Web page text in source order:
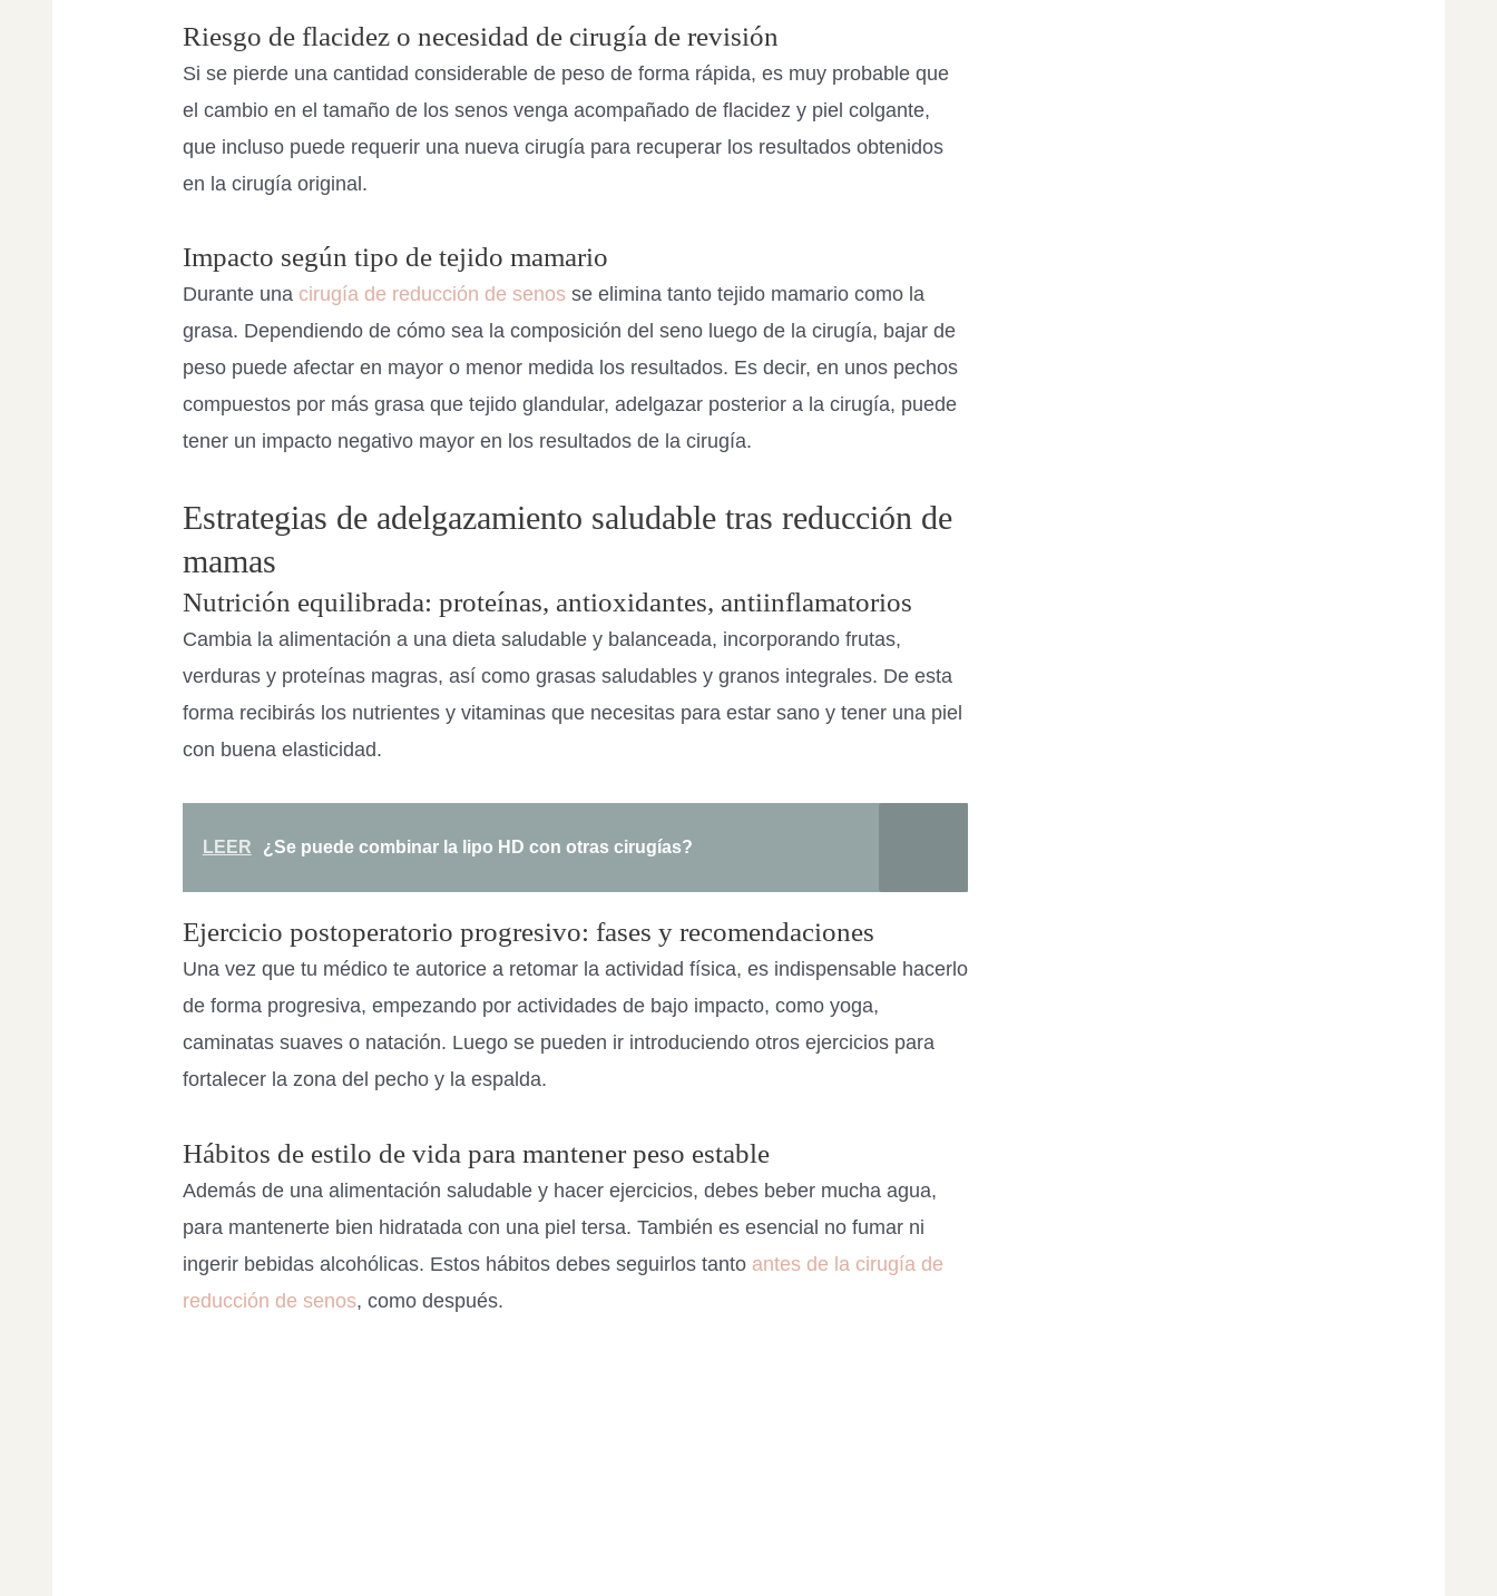
Riesgo de flacidez o necesidad de cirugía de revisión
Si se pierde una cantidad considerable de peso de forma rápida, es muy probable que
el cambio en el tamaño de los senos venga acompañado de flacidez y piel colgante,
que incluso puede requerir una nueva cirugía para recuperar los resultados obtenidos
en la cirugía original.
Impacto según tipo de tejido mamario
Durante una cirugía de reducción de senosse elimina tanto tejido mamario como la
grasa. Dependiendo de cómo sea la composición del seno luego de la cirugía, bajar de
peso puede afectar en mayor o menor medida los resultados. Es decir, en unos pechos
compuestos por más grasa que tejido glandular, adelgazar posterior a la cirugía, puede
tener un impacto negativo mayor en los resultados de la cirugía.
Estrategias de adelgazamiento saludable tras reducción de
mamas
Nutrición equilibrada: proteínas, antioxidantes, antiinflamatorios
Cambia la alimentación a una dieta saludable y balanceada, incorporando frutas,
verduras y proteínas magras, así como grasas saludables y granos integrales. De esta
forma recibirás los nutrientes y vitaminas que necesitas para estar sano y tener una piel
con buena elasticidad.
LEER ¿Se puede combinar la lipo HD con otras cirugías?
Ejercicio postoperatorio progresivo: fases y recomendaciones
Una vez que tu médico te autorice a retomar la actividad física, es indispensable hacerlo
de forma progresiva, empezando por actividades de bajo impacto, como yoga,
caminatas suaves o natación. Luego se pueden ir introduciendo otros ejercicios para
fortalecer la zona del pecho y la espalda.
Hábitos de estilo de vida para mantener peso estable
Además de una alimentación saludable y hacer ejercicios, debes beber mucha agua,
para mantenerte bien hidratada con una piel tersa. También es esencial no fumar ni
ingerir bebidas alcohólicas. Estos hábitos debes seguirlos tanto antes de la cirugía de
reducción de senos, como después.